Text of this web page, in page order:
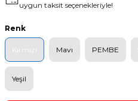
uygun taksit seçenekleriyle!
Renk
Kırmızı Mavı PEMBE
Yeşil